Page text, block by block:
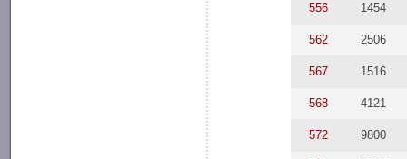
556 1454
562 2506
567 1516
568 4121
572 9800